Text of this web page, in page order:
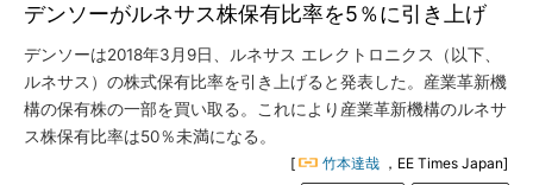
デンソーがルネサス株保有比率を5％に引き上げ
デンソーは2018年3月9日、ルネサス エレクトロニクス（以下、
ルネサス）の株式保有比率を引き上げると発表した。産業革新機
構の保有株の一部を買い取る。これにより産業革新機構のルネサ
ス株保有比率は50％未満になる。
[ 竹本達哉 ，EE Times Japan]